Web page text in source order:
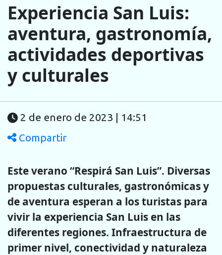
Experiencia San Luis:
aventura, gastronomía,
actividades deportivas
y culturales
2 de enero de 2023 | 14:51
Compartir
Este verano “Respirá San Luis”. Diversas
propuestas culturales, gastronómicas y
de aventura esperan a los turistas para
vivir la experiencia San Luis en las
diferentes regiones. Infraestructura de
primer nivel, conectividad y naturaleza